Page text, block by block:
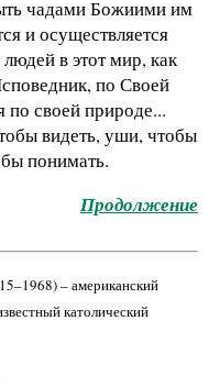
чадами Божиими им
и осуществляется
в этот мир, как
по Своей
по своей природе...
видеть, уши, чтобы
понимать.
Продолжение
– американский
католический